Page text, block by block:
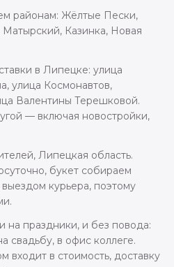
районам: Жёлтые Пески,
Казинка, Новая
в Липецке: улица
улица Космонавтов,
Валентины Терешковой.
— включая новостройки,
Липецкая область.
букет собираем
курьера, поэтому
на праздники, и без повода:
свадьбу, в офис коллеге.
входит в стоимость, доставку